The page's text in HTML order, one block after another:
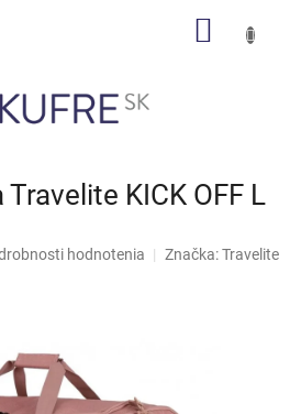
KICK OFF L
hodnotenia Značka:Travelite